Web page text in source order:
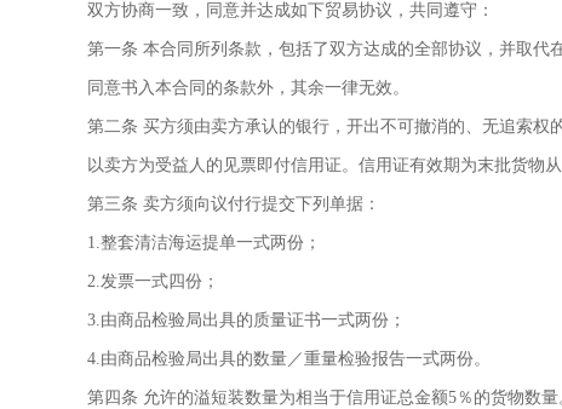
双方协商一致，同意并达成如下贸易协议，共同遵守：
第一条 本合同所列条款，包括了双方达成的全部协议，并取
同意书入本合同的条款外，其余一律无效。
第二条 买方须由卖方承认的银行，开出不可撤消的、无追索权
以卖方为受益人的见票即付信用证。信用证有效期为末批货物
第三条 卖方须向议付行提交下列单据：
1.整套清洁海运提单一式两份 ；
2.发票一式四份；
3.由商品检验局出具的质量证书一式两份；
4.由商品检验局出具的数量／重量检验报告一式两份。
第四条 允许的溢短装数量为相当于信用证总金额5％的货物数量